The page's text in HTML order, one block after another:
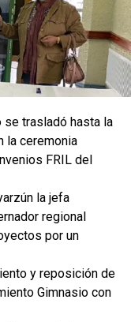
se trasladó hasta la
la ceremonia
FRIL del
la jefa
regional
por un
y reposición de
Gimnasio con